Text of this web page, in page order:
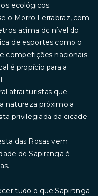
ecológicos.
o Morro Ferrabraz, com
acima do nível do
de esportes como o
competições nacionais
é propício para a
atrai turistas que
natureza próximo a
privilegiada da cidade
das Rosas vem
de Sapiranga é
tudo o que Sapiranga